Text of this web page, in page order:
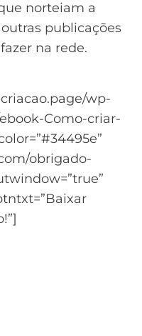
norteiam a
publicações
na rede.
wp-
Como-criar-
obrigado-